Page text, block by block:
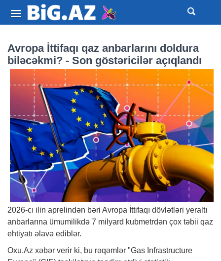
Avropa İttifaqı qaz anbarlarını doldura
biləcəkmi? - Son göstəricilər açıqlandı
2026-cı ilin aprelindən bəri Avropa İttifaqı dövlətləri yeraltı
anbarlarına ümumilikdə 7 milyard kubmetrdən çox təbii qaz
ehtiyatı əlavə ediblər.
Oxu.Az xəbər verir ki, bu rəqəmlər "Gas Infrastructure